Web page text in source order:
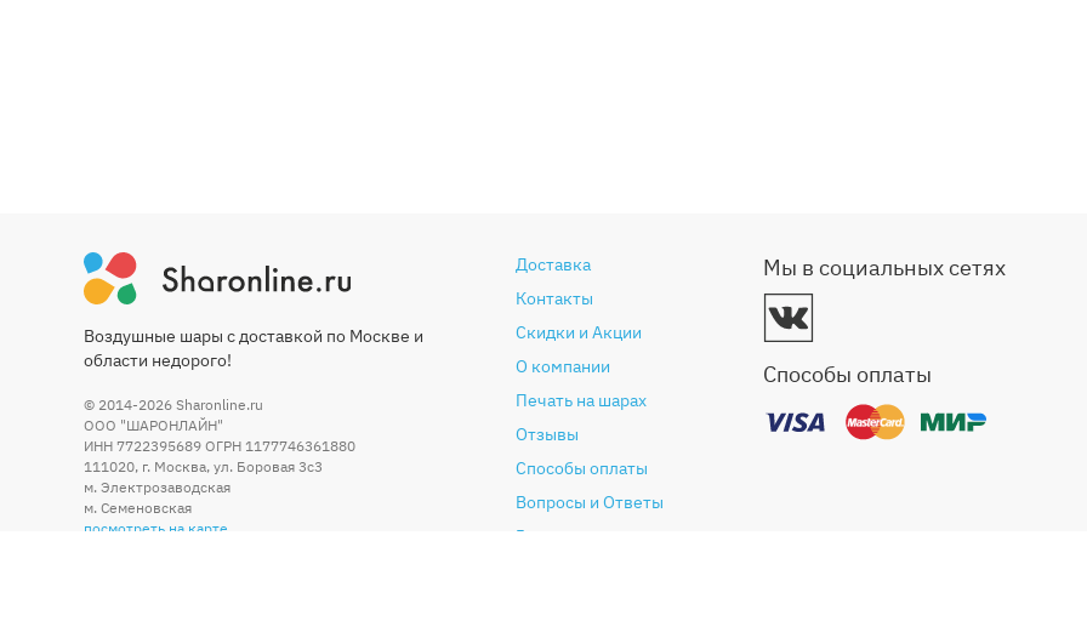
Воздушные шары с доставкой по Москве и
области недорого!
© 2014-2026 Sharonline.ru
ООО "ШАРОНЛАЙН"
ИНН 7722395689 ОГРН 1177746361880
111020, г. Москва, ул. Боровая 3c3
м. Электрозаводская
м. Семеновская
посмотреть на карте
Доставка
Контакты
Скидки и Акции
О компании
Печать на шарах
Отзывы
Способы оплаты
Вопросы и Ответы
Гарантия и возврат
Мы в социальных сетях
Способы оплаты